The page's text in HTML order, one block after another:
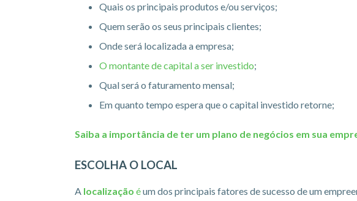
Quais os principais produtos e/ou serviços;
Quem serão os seus principais clientes;
Onde será localizada a empresa;
O montante de capital a ser investido;
Qual será o faturamento mensal;
Em quanto tempo espera que o capital investido retorne;
Saiba a importância de ter um plano de negócios em sua
ESCOLHA O LOCAL
A localização éum dos principais fatores de sucesso de um